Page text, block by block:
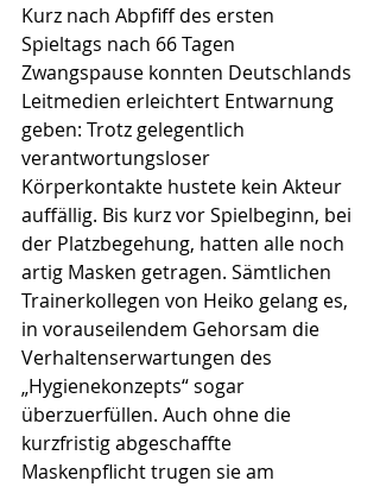
Kurz nach Abpfiff des ersten
Spieltags nach 66 Tagen
Zwangspause konnten Deutschlands
Leitmedien erleichtert Entwarnung
geben: Trotz gelegentlich
verantwortungsloser
Körperkontakte hustete kein Akteur
auffällig. Bis kurz vor Spielbeginn, bei
der Platzbegehung, hatten alle noch
artig Masken getragen. Sämtlichen
Trainerkollegen von Heiko gelang es,
in vorauseilendem Gehorsam die
Verhaltenserwartungen des
„Hygienekonzepts“ sogar
überzuerfüllen. Auch ohne die
kurzfristig abgeschaffte
Maskenpflicht trugen sie am